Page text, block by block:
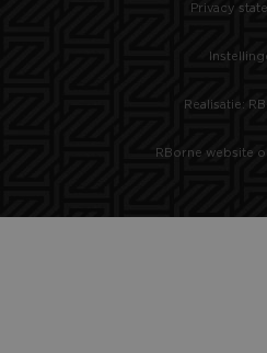
Privacy
Realisatie:
RBorne website